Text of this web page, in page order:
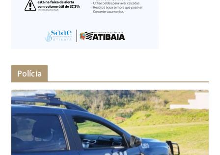
Polícia